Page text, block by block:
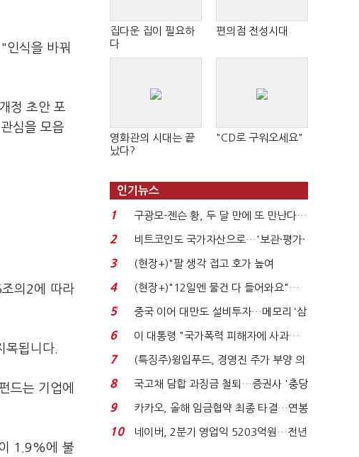
인식을 바꿔
정 초안 포
심을 모읍
의2에 따라
목됩니다.
드는 기업에
1.9%에 불
집다운 집이 필요하
다
편의점 전성시대
영화관의 시대는 끝
났다?
"CD로 구워오세요"
인기뉴스
1
구광모-젠슨 황, 두 달 만에 또 만난다…
로봇·AI 등 논...
2
비트코인도 국가자산으로…'보관·평가·
처분' 기준은 ...
3
(현장+)"팔 생각 접고 호가 높여
요"…'덜 똘똘한 한 채' 20...
4
(현장+)"12일엔 물건 다 들어와요"…
빈 매대 채우며 문 연 ...
5
중국 이어 대만도 설비투자…메모리 ‘삼
국전쟁’
6
이 대통령 "국가폭력 피해자에 사과…
적극적 조사로 진...
7
(특징주)윙입푸드, 경영진 주가 부양 의
지에 상한가...
8
국고채 담합 과징금 철퇴…증권사 '충당
금 폭탄' 우려...
9
카카오, 올해 임금협약 최종 타결…연봉
6.3% 인상·격려...
10
네이버, 2분기 영업익 5203억원…전년